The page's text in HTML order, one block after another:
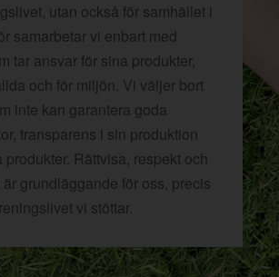
utan också för samhället i
samarbetar vi enbart med
tar ansvar för sina produkter,
och för miljön. Vi väljer bort
inte kan garantera goda
transparens i sin produktion
produkter. Rättvisa, respekt och
grundläggande för oss, precis
vi stöttar.